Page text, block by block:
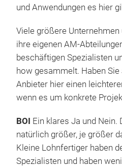
und Anwendungen es hier
Viele größere Unternehmen
ihre eigenen AM-
beschäftigen Spezialisten
how gesammelt. Haben
Anbieter hier einen
wenn es um konkrete
BOI
Ein klares Ja und
natürlich größer, je größer
Kleine Lohnfertiger haben
Spezialisten und haben